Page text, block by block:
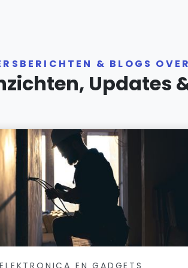
& BLOGS
Updates
ELEKTRONICA EN GADGETS